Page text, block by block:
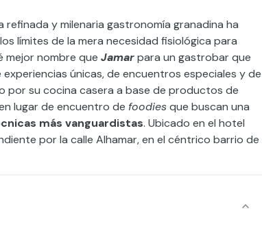
refinada y milenaria gastronomía granadina ha
límites de la mera necesidad fisiológica para
mejor nombre que Jamarpara un gastrobar que
únicas, de encuentros especiales y de
por su cocina casera a base de productos de
lugar de encuentro de foodiesque buscan una
más vanguardistas. Ubicado en el hotel
por la calle Alhamar, en el céntrico barrio de